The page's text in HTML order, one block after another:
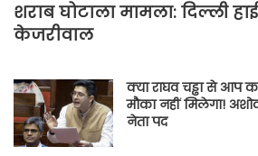
शराब घोटाला मामला: दिल्ली
केजरीवाल
क्या राघव चड्ढा से आप
मौका नहीं मिलेगा!
नेता पद